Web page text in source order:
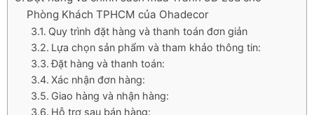
Phòng Khách TPHCM của Ohadecor
Quy trình đặt hàng và thanh toán đơn giản
Lựa chọn sản phẩm và tham khảo thông tin:
Đặt hàng và thanh toán:
Xác nhận đơn hàng:
Giao hàng và nhận hàng:
Hỗ trợ sau bán hàng: